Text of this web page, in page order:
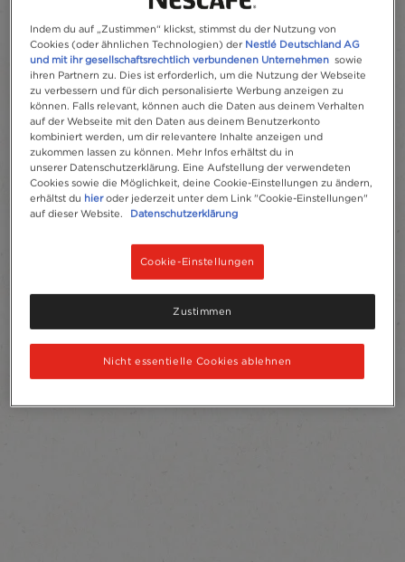
6 Produkte Sort:Am meisten empfohlen
Indem du auf „Zustimmen“ klickst, stimmst du der Nutzung von
Cookies (oder ähnlichen Technologien) der Nestlé Deutschland AG
und mit ihr gesellschaftsrechtlich verbundenen Unternehmen sowie
ihren Partnern zu. Dies ist erforderlich, um die Nutzung der Webseite
zu verbessern und für dich personalisierte Werbung anzeigen zu
können. Falls relevant, können auch die Daten aus deinem Verhalten
auf der Webseite mit den Daten aus deinem Benutzerkonto
kombiniert werden, um dir relevantere Inhalte anzeigen und
zukommen lassen zu können. Mehr Infos erhältst du in
unserer Datenschutzerklärung. Eine Aufstellung der verwendeten
Cookies sowie die Möglichkeit, deine Cookie-Einstellungen zu ändern,
erhältst du hieroder jederzeit unter dem Link "Cookie-Einstellungen"
auf dieser Website.
Datenschutzerklärung
Cookie-Einstellungen
Nicht essentielle Cookies ablehnen
Zustimmen